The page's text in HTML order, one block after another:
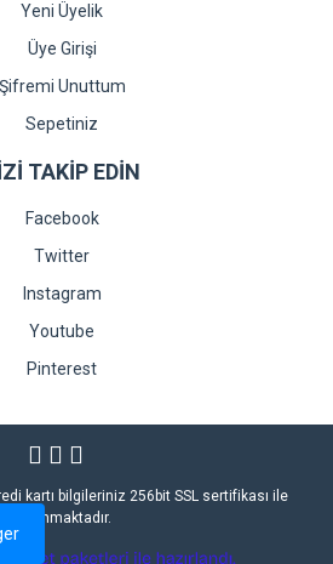
Yeni Üyelik
Üye Girişi
Şifremi Unuttum
Sepetiniz
TAKİP EDİN
Facebook
Twitter
Instagram
Youtube
Pinterest
kartı bilgileriniz 256bit SSL sertifikası ile
korunmaktadır.
e-